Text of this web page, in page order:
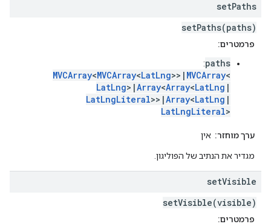
setPaths
setPaths(paths)
פרמטרים:
paths
:
MVCArray<MVCArray<LatLng>>| MVCArray<
LatLng>|Array<Array<LatLng |
LatLngLiteral>>|Array<LatLng |
LatLngLiteral>
ערך מוחזר: אין
מגדיר את הנתיב של הפוליגון.
setVisible
setVisible(visible)
פרמטרים: